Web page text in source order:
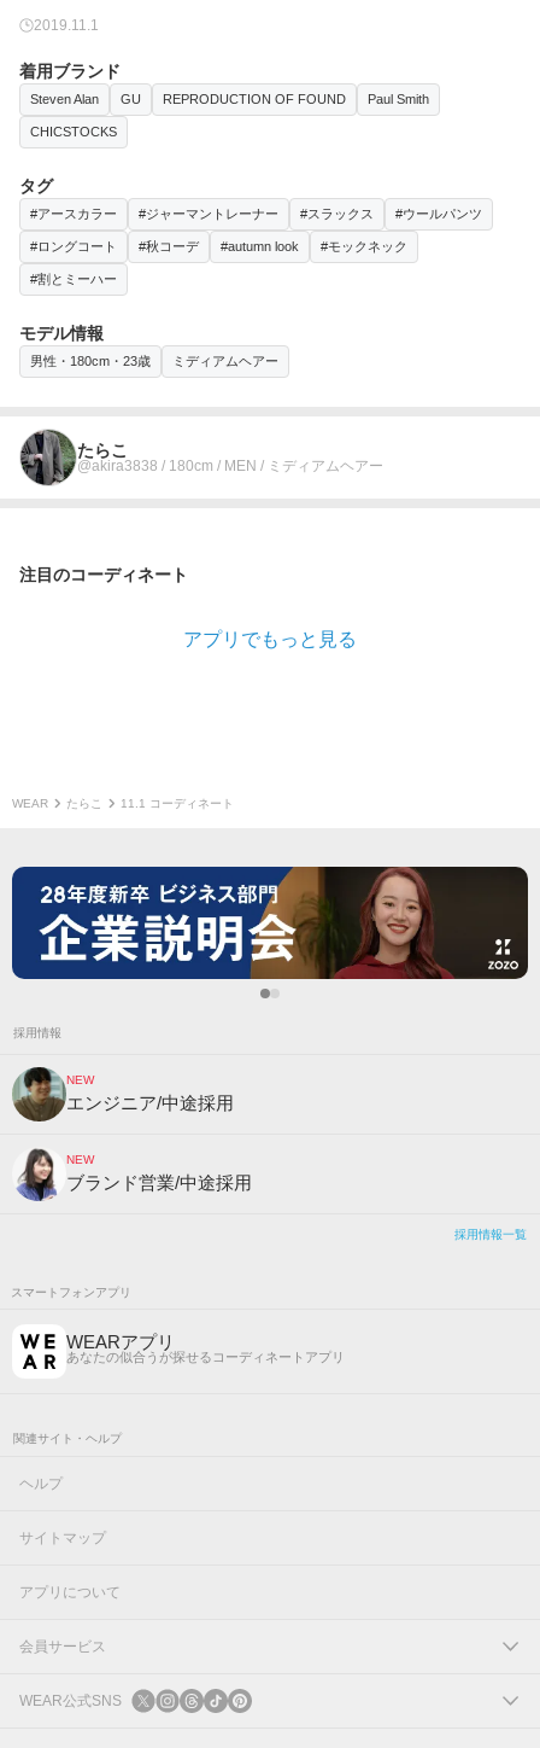
2019.11.1
着用ブランド
Steven Alan GU REPRODUCTION OF FOUND Paul Smith
CHICSTOCKS
タグ
#アースカラー #ジャーマントレーナー #スラックス #ウールパンツ
#ロングコート #秋コーデ #autumn look #モックネック
#割とミーハー
モデル情報
男性・180cm・23歳 ミディアムヘアー
たらこ
@akira3838 / 180cm / MEN / ミディアムヘアー
注目のコーディネート
アプリでもっと見る
WEAR たらこ 11.1 コーディネート
採用情報
NEW
エンジニア/中途採用
NEW
ブランド営業/中途採用
採用情報一覧
スマートフォンアプリ
WEARアプリ
あなたの似合うが探せるコーディネートアプリ
関連サイト・ヘルプ
ヘルプ
サイトマップ
アプリについて
会員サービス
ログイン
WEAR公式SNS